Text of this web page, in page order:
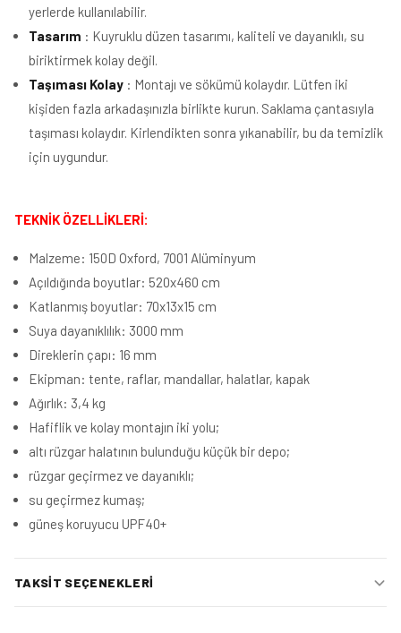
yerlerde kullanılabilir.
Tasarım : Kuyruklu düzen tasarımı, kaliteli ve dayanıklı, su
biriktirmek kolay değil.
Taşıması Kolay : Montajı ve sökümü kolaydır. Lütfen iki
kişiden fazla arkadaşınızla birlikte kurun. Saklama çantasıyla
taşıması kolaydır. Kirlendikten sonra yıkanabilir, bu da temizlik
için uygundur.
TEKNİK ÖZELLİKLERİ:
Malzeme: 150D Oxford, 7001 Alüminyum
Açıldığında boyutlar: 520x460 cm
Katlanmış boyutlar: 70x13x15 cm
Suya dayanıklılık: 3000 mm
Direklerin çapı: 16 mm
Ekipman: tente, raflar, mandallar, halatlar, kapak
Ağırlık: 3,4 kg
Hafiflik ve kolay montajın iki yolu;
altı rüzgar halatının bulunduğu küçük bir depo;
rüzgar geçirmez ve dayanıklı;
su geçirmez kumaş;
güneş koruyucu UPF40+
TAKSIT SEÇENEKLERI